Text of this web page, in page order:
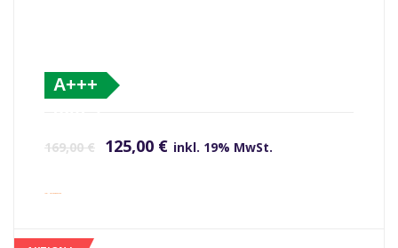
A+++
169,00€ 125,00 € inkl. 19% MwSt.
inkl. Versandkosten